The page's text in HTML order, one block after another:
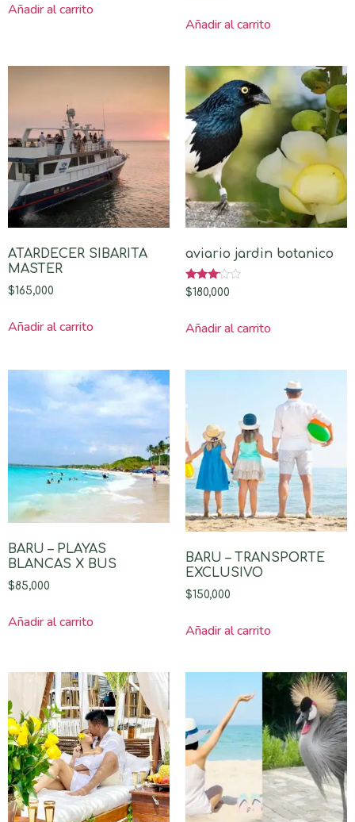
Añadir al carrito
Añadir al carrito
ATARDECER SIBARITA
MASTER
$165,000
Añadir al carrito
aviario jardin botanico
Valorado
con
$180,000
Añadir al carrito
BARU – PLAYAS
BLANCAS X BUS
$85,000
Añadir al carrito
BARU – TRANSPORTE
EXCLUSIVO
$150,000
Añadir al carrito